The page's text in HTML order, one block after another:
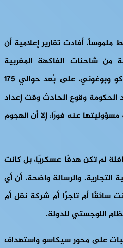
ملموساً، أفادت تقارير إعلامية أن
من شاحنات الفاكهة المغربية
المتجهة إلى باماكو بين باماكو وبوغوني، على بُعد حوالي 175
الحكومة وقوع الحادث وقت إعداد
عنه فورًا، إلا أن الهجوم
لم تكن هدفًا عسكريًا، بل كانت
التجارية. والرسالة واضحة، أن أي
سائقًا أم تاجرًا أم شركة نقل أم
اللوجستي للدولة.
على محور سيكاسو واستهداف